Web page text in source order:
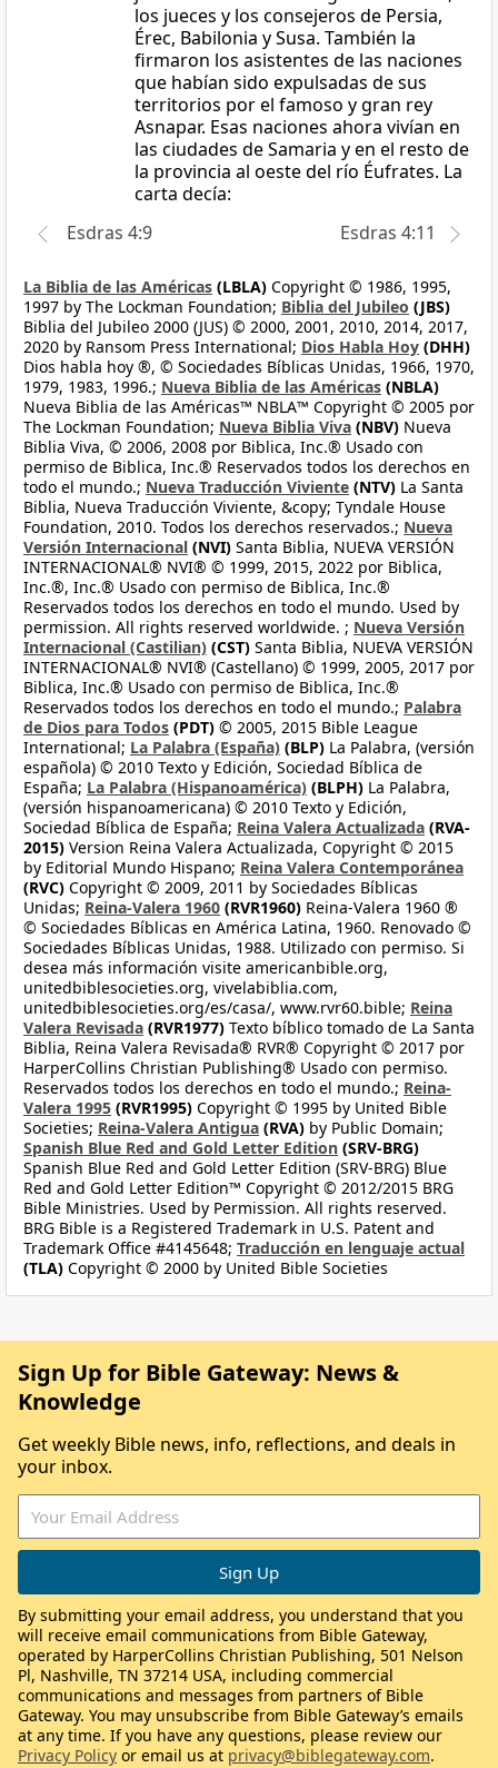
los jueces y los consejeros de Persia,
Érec, Babilonia y Susa. También la
firmaron los asistentes de las naciones
que habían sido expulsadas de sus
territorios por el famoso y gran rey
Asnapar. Esas naciones ahora vivían en
las ciudades de Samaria y en el resto de
la provincia al oeste del río Éufrates. La
carta decía:
Esdras 4:9
Esdras 4:11
La Biblia de las Américas (LBLA) Copyright © 1986, 1995,
1997 by The Lockman Foundation; Biblia del Jubileo (JBS)
Biblia del Jubileo 2000 (JUS) © 2000, 2001, 2010, 2014, 2017,
2020 by Ransom Press International; Dios Habla Hoy (DHH)
Dios habla hoy ®, © Sociedades Bíblicas Unidas, 1966, 1970,
1979, 1983, 1996.; Nueva Biblia de las Américas (NBLA)
Nueva Biblia de las Américas™ NBLA™ Copyright © 2005 por
The Lockman Foundation; Nueva Biblia Viva (NBV) Nueva
Biblia Viva, © 2006, 2008 por Biblica, Inc.® Usado con
permiso de Biblica, Inc.® Reservados todos los derechos en
todo el mundo.; Nueva Traducción Viviente (NTV) La Santa
Biblia, Nueva Traducción Viviente, &copy; Tyndale House
Foundation, 2010. Todos los derechos reservados.; Nueva
Versión Internacional (NVI) Santa Biblia, NUEVA VERSIÓN
INTERNACIONAL® NVI® © 1999, 2015, 2022 por Biblica,
Inc.®, Inc.® Usado con permiso de Biblica, Inc.®
Reservados todos los derechos en todo el mundo. Used by
permission. All rights reserved worldwide. ; Nueva Versión
Internacional (Castilian) (CST) Santa Biblia, NUEVA VERSIÓN
INTERNACIONAL® NVI® (Castellano) © 1999, 2005, 2017 por
Biblica, Inc.® Usado con permiso de Biblica, Inc.®
Reservados todos los derechos en todo el mundo.; Palabra
de Dios para Todos (PDT) © 2005, 2015 Bible League
International; La Palabra (España) (BLP) La Palabra, (versión
española) © 2010 Texto y Edición, Sociedad Bíblica de
España; La Palabra (Hispanoamérica) (BLPH) La Palabra,
(versión hispanoamericana) © 2010 Texto y Edición,
Sociedad Bíblica de España; Reina Valera Actualizada (RVA-
2015) Version Reina Valera Actualizada, Copyright © 2015
by Editorial Mundo Hispano; Reina Valera Contemporánea
(RVC) Copyright © 2009, 2011 by Sociedades Bíblicas
Unidas; Reina-Valera 1960 (RVR1960) Reina-Valera 1960 ®
© Sociedades Bíblicas en América Latina, 1960. Renovado ©
Sociedades Bíblicas Unidas, 1988. Utilizado con permiso. Si
desea más información visite americanbible.org,
unitedbiblesocieties.org, vivelabiblia.com,
unitedbiblesocieties.org/es/casa/, www.rvr60.bible; Reina
Valera Revisada (RVR1977) Texto bíblico tomado de La Santa
Biblia, Reina Valera Revisada® RVR® Copyright © 2017 por
HarperCollins Christian Publishing® Usado con permiso.
Reservados todos los derechos en todo el mundo.; Reina-
Valera 1995 (RVR1995) Copyright © 1995 by United Bible
Societies; Reina-Valera Antigua (RVA) by Public Domain;
Spanish Blue Red and Gold Letter Edition (SRV-BRG)
Spanish Blue Red and Gold Letter Edition (SRV-BRG) Blue
Red and Gold Letter Edition™ Copyright © 2012/2015 BRG
Bible Ministries. Used by Permission. All rights reserved.
BRG Bible is a Registered Trademark in U.S. Patent and
Trademark Office #4145648; Traducción en lenguaje actual
(TLA) Copyright © 2000 by United Bible Societies
Sign Up for Bible Gateway: News &
Knowledge
Get weekly Bible news, info, reflections, and deals in
your inbox.
By submitting your email address, you understand that you
will receive email communications from Bible Gateway,
operated by HarperCollins Christian Publishing, 501 Nelson
Pl, Nashville, TN 37214 USA, including commercial
communications and messages from partners of Bible
Gateway. You may unsubscribe from Bible Gateway’s emails
at any time. If you have any questions, please review our
Privacy Policy or email us at privacy@biblegateway.com.